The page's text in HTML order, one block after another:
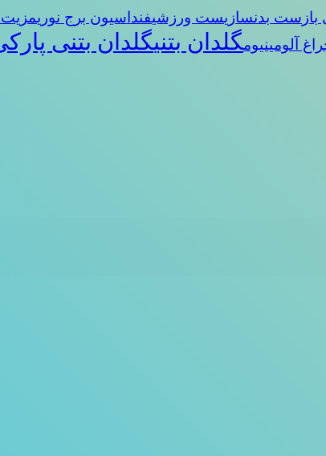
ست بدنسازیست ورزشیفنداسیون برج نوریمزیت
آلومینیومگلدان بتنیگلدان بتنی